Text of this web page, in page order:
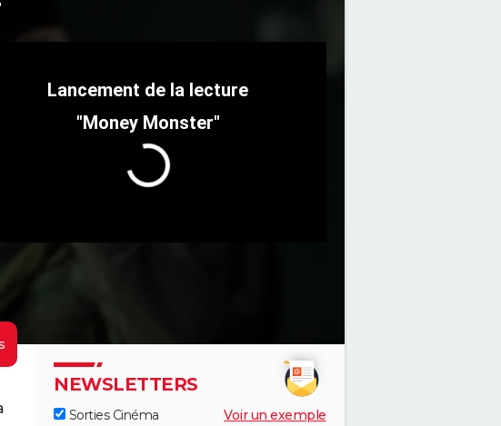
"Money Monster"
NEWSLETTERS
Sorties Cinéma
Voir un exemple